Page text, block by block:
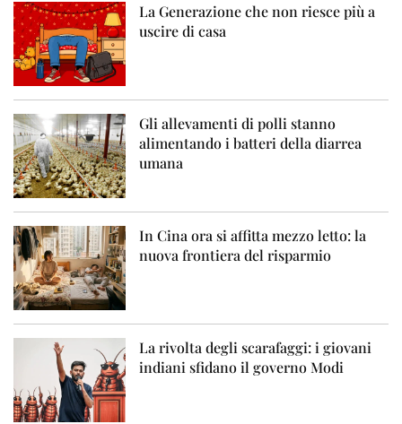
La Generazione che non riesce più a
uscire di casa
Gli allevamenti di polli stanno
alimentando i batteri della diarrea
umana
In Cina ora si affitta mezzo letto: la
nuova frontiera del risparmio
La rivolta degli scarafaggi: i giovani
indiani sfidano il governo Modi